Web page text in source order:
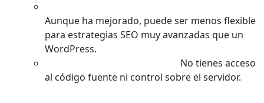
Aunque ha mejorado, puede ser menos flexible
para estrategias SEO muy avanzadas que un
WordPress.
No tienes acceso
al código fuente ni control sobre el servidor.